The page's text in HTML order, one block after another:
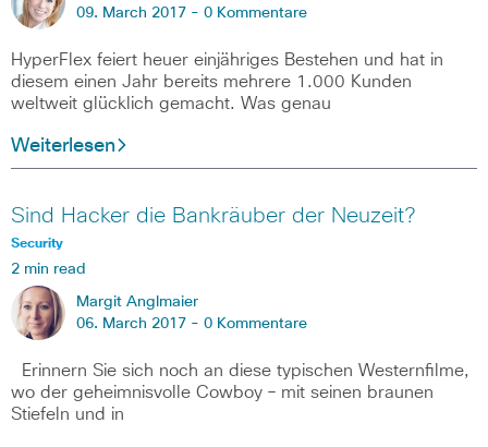
09. March 2017 - 0 Kommentare
HyperFlex feiert heuer einjähriges Bestehen und hat in
diesem einen Jahr bereits mehrere 1.000 Kunden
weltweit glücklich gemacht. Was genau
Weiterlesen
Sind Hacker die Bankräuber der Neuzeit?
Security
2 min read
Margit Anglmaier
06. March 2017 - 0 Kommentare
Erinnern Sie sich noch an diese typischen Westernfilme,
wo der geheimnisvolle Cowboy – mit seinen braunen
Stiefeln und in